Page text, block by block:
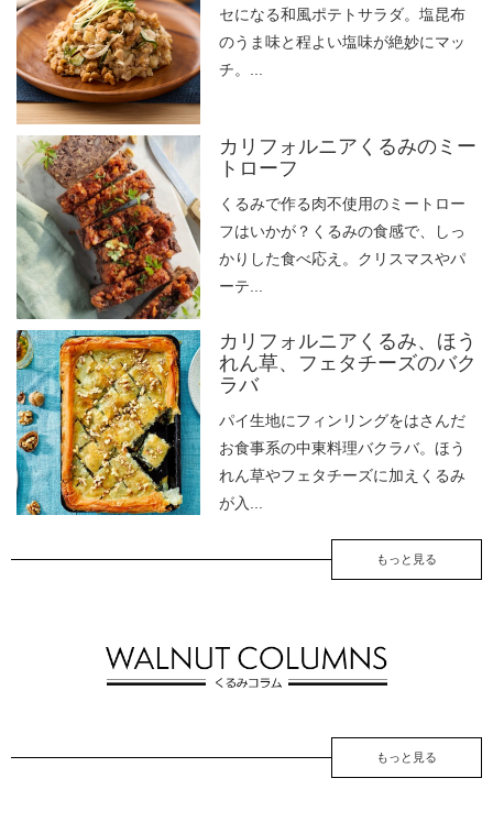
セになる和風ポテトサラダ。塩昆布
のうま味と程よい塩味が絶妙にマッ
チ。...
カリフォルニアくるみのミー
トローフ
くるみで作る肉不使用のミートロー
フはいかが？くるみの食感で、しっ
かりした食べ応え。クリスマスやパ
ーテ...
カリフォルニアくるみ、ほう
れん草、フェタチーズのバク
ラバ
パイ生地にフィンリングをはさんだ
お食事系の中東料理バクラバ。ほう
れん草やフェタチーズに加えくるみ
が入...
もっと見る
もっと見る